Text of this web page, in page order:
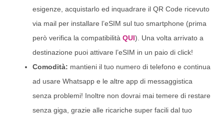
esigenze, acquistarlo ed inquadrare il QR Code ricevuto
via mail per installare l’eSIM sul tuo smartphone (prima
però verifica la compatibilità QUI). Una volta arrivato a
destinazione puoi attivare l’eSIM in un paio di click!
Comodità: mantieni il tuo numero di telefono e continua
ad usare Whatsapp e le altre app di messaggistica
senza problemi! Inoltre non dovrai mai temere di restare
senza giga, grazie alle ricariche super facili dal tuo